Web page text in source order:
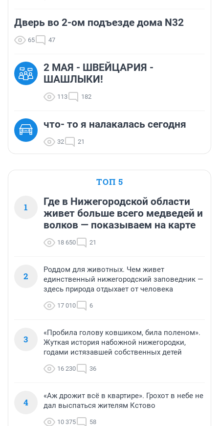
Дверь во 2-ом подъезде дома N32
65 47
2 МАЯ - ШВЕЙЦАРИЯ -
ШАШЛЫКИ!
113 182
что- то я налакалась сегодня
32 21
ТОП 5
1
Где в Нижегородской области
живет больше всего медведей и
волков — показываем на карте
18 650 21
2
Роддом для животных. Чем живет
единственный нижегородский заповедник —
здесь природа отдыхает от человека
17 010 6
3
«Пробила голову ковшиком, била поленом».
Жуткая история набожной нижегородки,
годами истязавшей собственных детей
16 230 36
4
«Аж дрожит всё в квартире». Грохот в небе не
дал выспаться жителям Кстово
10 375 58